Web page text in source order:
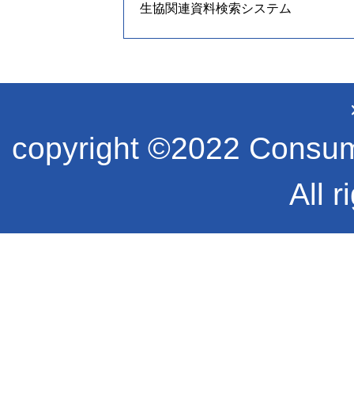
生協関連資料検索システム
copyright ©2022
All